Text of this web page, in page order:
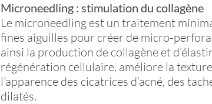
Microneedling : stimulation du collagène
Le microneedling est un traitement
fines aiguilles pour créer de micro-
ainsi la production de collagène et
régénération cellulaire, améliore la
l’apparence des cicatrices d’acné, des
dilatés.